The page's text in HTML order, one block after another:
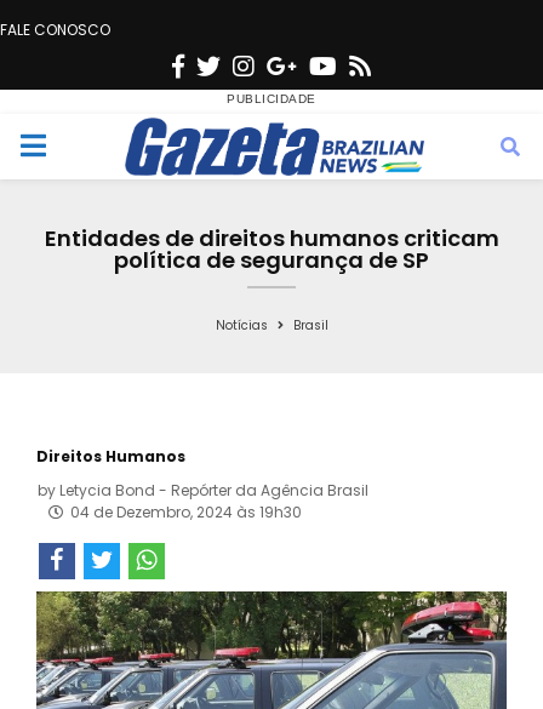
FALE CONOSCO
F
c
e
o
T
w
i
t
e
n
s
t
g
r
a
G
o
o
g
e
Y
u
t
b
e
s
M
Entidades de direitos humanos criticam
política de segurança de SP
Notícias Brasil
Direitos Humanos
by Letycia Bond - Repórter da Agência Brasil
04 de Dezembro, 2024 às 19h30